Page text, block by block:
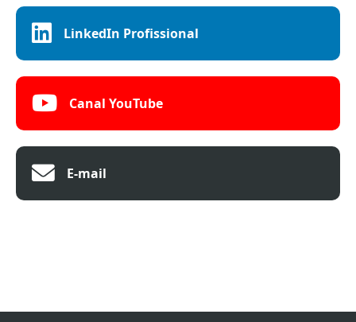
LinkedIn Profissional
Canal YouTube
E-mail